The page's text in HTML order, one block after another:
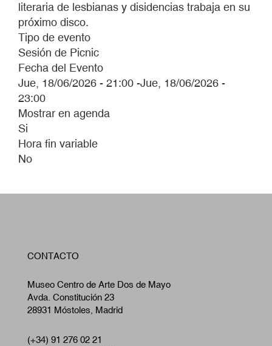
literaria de lesbianas y disidencias trabaja en su
próximo disco.
Tipo de evento
Sesión de Picnic
Fecha del Evento
Jue, 18/06/2026 - 21:00 -Jue, 18/06/2026 -
23:00
Mostrar en agenda
Si
Hora fin variable
No
CONTACTO
Museo Centro de Arte Dos de Mayo
Avda. Constitución 23
28931 Móstoles, Madrid
(+34) 91 276 02 21